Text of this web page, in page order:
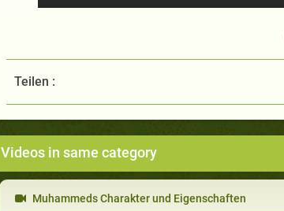
Teilen :
Videos in same category
Muhammeds Charakter und Eigenschaften